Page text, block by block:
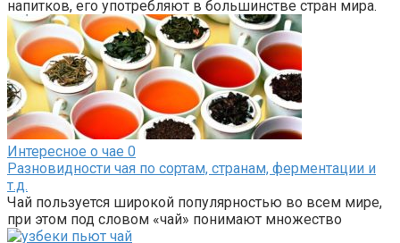
напитков, его употребляют в большинстве стран мира.
Интересное о чае 0
Разновидности чая по сортам, странам, ферментации и
т.д.
Чай пользуется широкой популярностью во всем мире,
при этом под словом «чай» понимают множество